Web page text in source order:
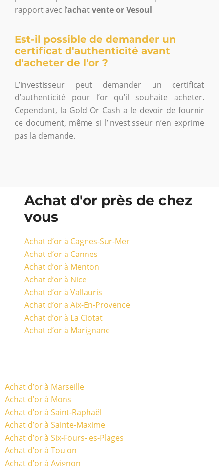
rapport avec l’achat vente or Vesoul.
Est-il possible de demander un
certificat d'authenticité avant
d'acheter de l'or ?
L’investisseur peut demander un certificat
d’authenticité pour l’or qu’il souhaite acheter.
Cependant, la Gold Or Cash a le devoir de fournir
ce document, même si l’investisseur n’en exprime
pas la demande.
Achat d'or près de chez
vous
Achat d’or à Cagnes-Sur-Mer
Achat d’or à Cannes
Achat d’or à Menton
Achat d’or à Nice
Achat d’or à Vallauris
Achat d’or à Aix-En-Provence
Achat d’or à La Ciotat
Achat d’or à Marignane
Achat d’or à Marseille
Achat d’or à Mons
Achat d’or à Saint-Raphaël
Achat d’or à Sainte-Maxime
Achat d’or à Six-Fours-les-Plages
Achat d’or à Toulon
Achat d’or à Avignon